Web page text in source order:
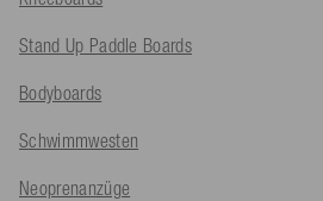
Stand Up Paddle Boards
Bodyboards
Schwimmwesten
Neoprenanzüge